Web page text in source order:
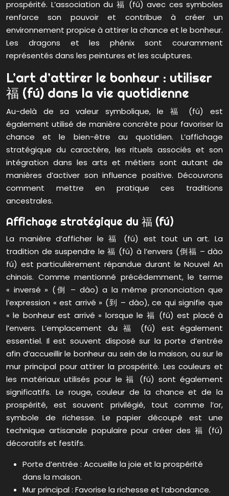
prospérité. L’association du 福 (fú) avec ces symboles
renforce son pouvoir et contribue à créer un
environnement propice à attirer la chance et le bonheur.
Les dragons et les phénix sont couramment
représentés dans les peintures et les sculptures.
L’art d’attirer le bonheur : utiliser
福 (fú) dans la vie quotidienne
Au-delà de sa valeur symbolique, le 福 (fú) est
également utilisé de manière concrète pour favoriser la
chance et le bien-être au quotidien. L’affichage
stratégique du caractère, les rituels associés et son
intégration dans les arts et métiers sont autant de
manières d’activer son influence positive. Découvrons
comment mettre en pratique ces traditions
ancestrales.
Affichage stratégique du 福 (fú)
La manière d’afficher le 福 (fú) est tout un art. La
tradition de suspendre le 福 (fú) à l’envers (倒福 – dào
fú) est particulièrement répandue durant le Nouvel An
chinois. Comme mentionné précédemment, le terme
« inversé » (倒 – dào) a la même prononciation que
l’expression « est arrivé » (到 – dào), ce qui signifie que
« le bonheur est arrivé » lorsque le 福 (fú) est placé à
l’envers. L’emplacement du 福 (fú) est également
essentiel. Il est souvent disposé sur la porte d’entrée
afin d’accueillir le bonheur au sein de la maison, ou sur le
mur principal pour attirer la prospérité. Les couleurs et
les matériaux utilisés pour le 福 (fú) sont également
significatifs. Le rouge, couleur de la chance et de la
prospérité, est souvent privilégié, tout comme l’or,
symbole de richesse. Le papier découpé est une
technique artisanale populaire pour créer des 福 (fú)
décoratifs et festifs.
Porte d’entrée : Accueille la joie et la prospérité
dans la maison.
Mur principal : Favorise la richesse et l’abondance.